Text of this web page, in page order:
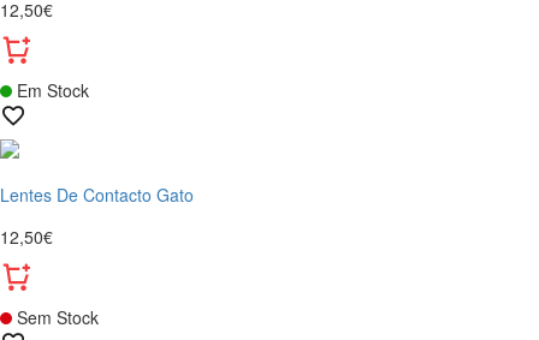
12,50€
Em Stock
Lentes De Contacto Gato
12,50€
Sem Stock